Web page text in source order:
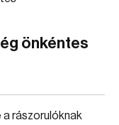
önkéntes